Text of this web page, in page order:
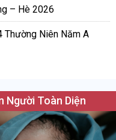
– Hè 2026
Thường Niên Năm A
Người Toàn Diện